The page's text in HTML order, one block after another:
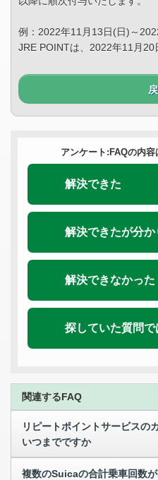
例：2022年11月13日(日)～
JRE POINTは、2022年11月20
アンケート:FAQの内
解決できた
解決できたが分
解決できなかった
探していた質問で
関連するFAQ
リピートポイントサービスの
いつまでですか
複数のSuicaの合計乗車回数